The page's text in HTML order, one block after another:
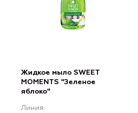
Жидкое мыло SWEET
MOMENTS "Зеленое
яблоко"
Линия